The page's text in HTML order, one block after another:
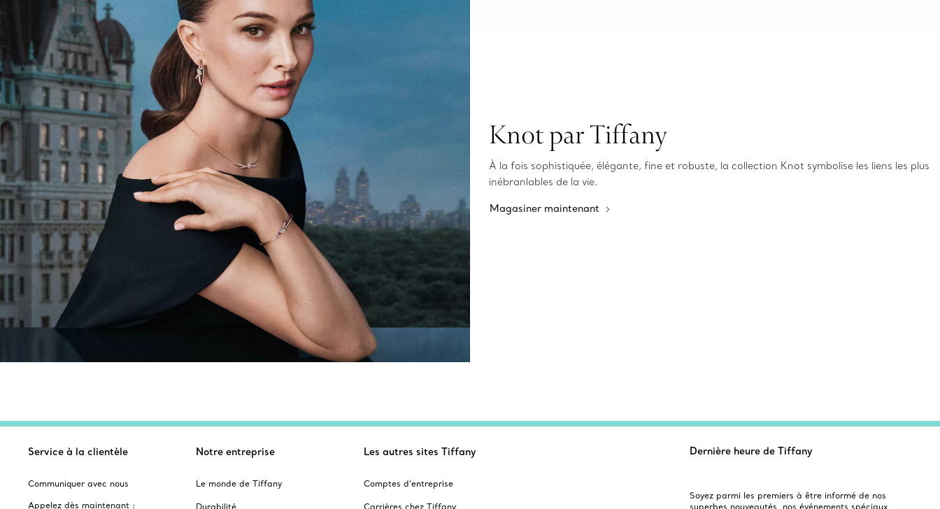
Knot par Tiffany
À la fois sophistiquée, élégante, fine et robuste, la collection Knot symbolise les liens les plus
inébranlables de la vie.
Magasiner maintenant
Service à la clientèle
Communiquer avec nous
Appelez dès maintenant :
Notre entreprise
Le monde de Tiffany
Durabilité
Les autres sites Tiffany
Comptes d’entreprise
Carrières chez Tiffany
Dernière heure de Tiffany
Soyez parmi les premiers à être informé de nos
superbes nouveautés, nos événements spéciaux,